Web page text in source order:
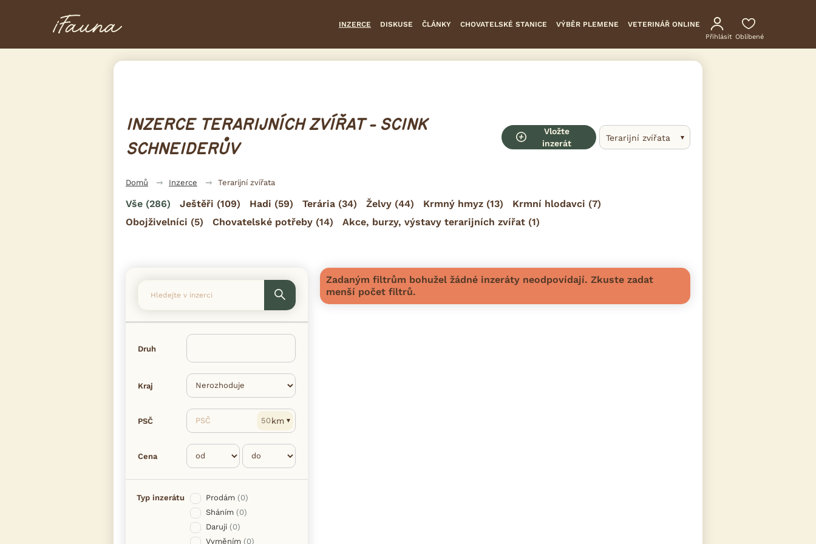
INZERCE DISKUSE ČLÁNKY CHOVATELSKÉ STANICE VÝBĚR PLEMENE VETERINÁŘ ONLINE
Přihlásit Oblíbené
INZERCE TERARIJNÍCH ZVÍŘAT - SCINK
SCHNEIDERŮV
Vložte
inzerát
Terarijní zvířata
Domů Inzerce Terarijní zvířata
Vše (286) Ještěři (109) Hadi (59) Terária (34) Želvy (44) Krmný hmyz (13) Krmní hlodavci (7)
Obojživelníci (5) Chovatelské potřeby (14) Akce, burzy, výstavy terarijních zvířat (1)
Druh
Kraj
PSČ PSČ km
Cena
Typ inzerátu Prodám (0)
Sháním (0)
Daruji (0)
Vyměním (0)
Zadaným filtrům bohužel žádné inzeráty neodpovídají. Zkuste zadat
menší počet filtrů.